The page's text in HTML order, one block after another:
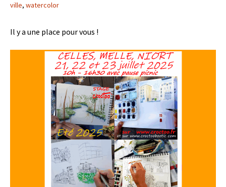
ville, watercolor
Il y a une place pour vous !